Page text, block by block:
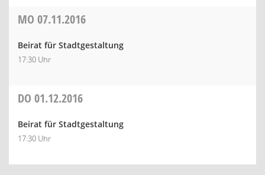
MO 07.11.2016
Beirat für Stadtgestaltung
17:30 Uhr
DO 01.12.2016
Beirat für Stadtgestaltung
17:30 Uhr